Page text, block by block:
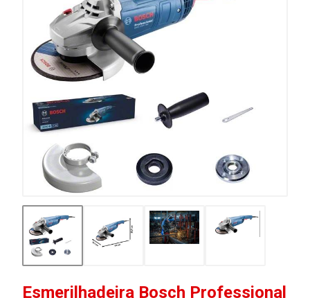
Esmerilhadeira Bosch Professional